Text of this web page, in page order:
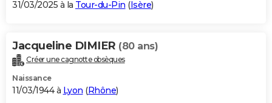
31/03/2025 à la Tour-du-Pin (Isère)
Jacqueline DIMIER (80 ans)
Créer une cagnotte obsèques
Naissance
11/03/1944 à Lyon (Rhône)